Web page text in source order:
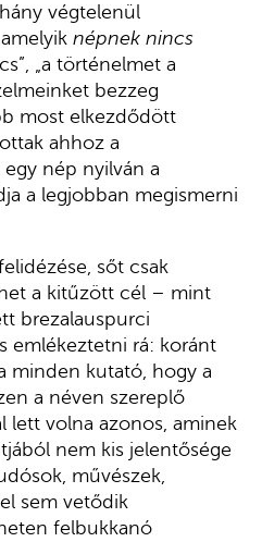
végtelenül
népnek nincs
„a történelmet a
bezzeg
most elkezdődött
ahhoz a
egy nép nyilván a
a legjobban megismerni
sőt csak
a kitűzött cél – mint
brezalauspurci
emlékeztetni rá: koránt
minden kutató, hogy a
a néven szereplő
lett volna azonos, aminek
nem kis jelentősége
művészek,
sem vetődik
felbukkanó